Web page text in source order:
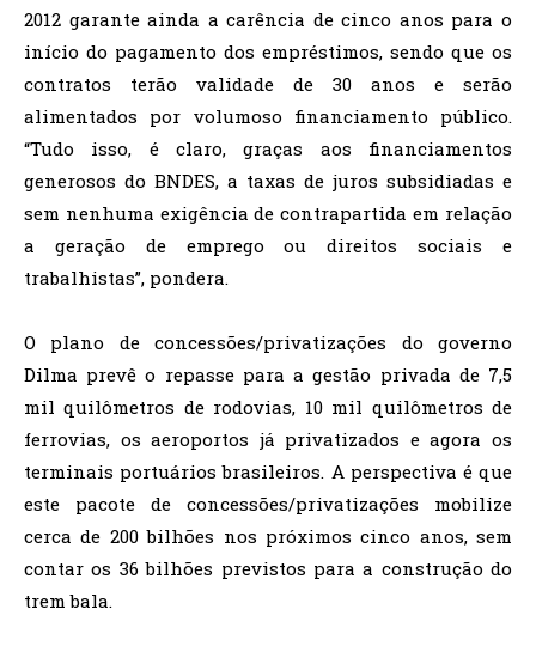
2012 garante ainda a carência de cinco anos para o
início do pagamento dos empréstimos, sendo que os
contratos terão validade de 30 anos e serão
alimentados por volumoso financiamento público.
“Tudo isso, é claro, graças aos financiamentos
generosos do BNDES, a taxas de juros subsidiadas e
sem nenhuma exigência de contrapartida em relação
a geração de emprego ou direitos sociais e
trabalhistas”, pondera.
O plano de concessões/privatizações do governo
Dilma prevê o repasse para a gestão privada de 7,5
mil quilômetros de rodovias, 10 mil quilômetros de
ferrovias, os aeroportos já privatizados e agora os
terminais portuários brasileiros. A perspectiva é que
este pacote de concessões/privatizações mobilize
cerca de 200 bilhões nos próximos cinco anos, sem
contar os 36 bilhões previstos para a construção do
trem bala.